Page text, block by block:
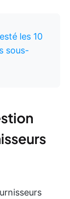
les 10
sous-